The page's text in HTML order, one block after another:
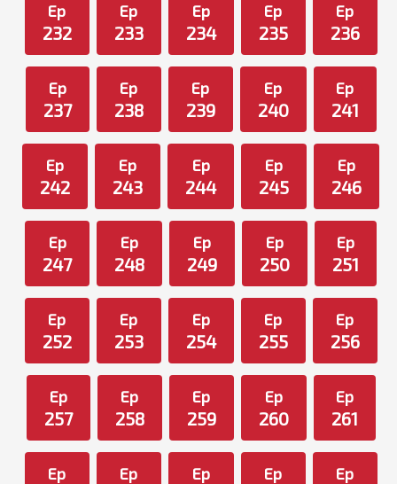
Ep
232
Ep
233
Ep
234
Ep
235
Ep
236
Ep
237
Ep
238
Ep
239
Ep
240
Ep
241
Ep
242
Ep
243
Ep
244
Ep
245
Ep
246
Ep
247
Ep
248
Ep
249
Ep
250
Ep
251
Ep
252
Ep
253
Ep
254
Ep
255
Ep
256
Ep
257
Ep
258
Ep
259
Ep
260
Ep
261
Ep Ep Ep Ep Ep